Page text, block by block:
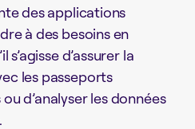
des applications
à des besoins en
d’assurer la
les passeports
d’analyser les données